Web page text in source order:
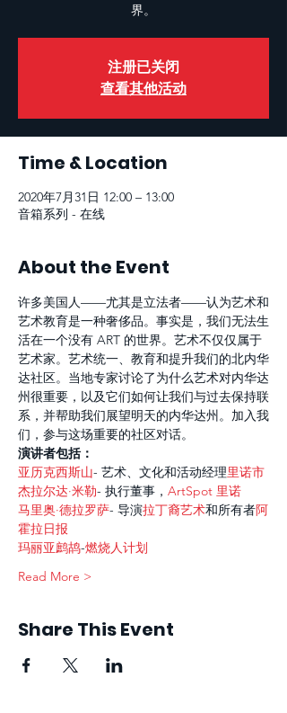
界。
注册已关闭
查看其他活动
Time & Location
2020年7月31日 12:00 – 13:00
音箱系列 - 在线
About the Event
许多美国人——尤其是立法者——认为艺术和
艺术教育是一种奢侈品。事实是，我们无法生
活在一个没有 ART 的世界。艺术不仅仅属于
艺术家。艺术统一、教育和提升我们的北内华
达社区。当地专家讨论了为什么艺术对内华达
州很重要，以及它们如何让我们与过去保持联
系，并帮助我们展望明天的内华达州。加入我
们，参与这场重要的社区对话。
演讲者包括：
亚历克西斯山- 艺术、文化和活动经理里诺市
杰拉尔达·米勒- 执行董事， ArtSpot 里诺
马里奥·德拉罗萨- 导演拉丁裔艺术和所有者阿
霍拉日报
玛丽亚鹧鸪-燃烧人计划
Read More >
Share This Event